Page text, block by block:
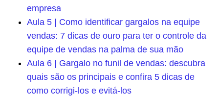
empresa
Aula 5 | Como identificar gargalos na equipe
vendas: 7 dicas de ouro para ter o controle da
equipe de vendas na palma de sua mão
Aula 6 | Gargalo no funil de vendas: descubra
quais são os principais e confira 5 dicas de
como corrigi-los e evitá-los